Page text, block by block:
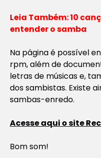
Leia Também: 10
entender o samba
Na página é possível
rpm, além de
letras de músicas e,
dos sambistas. Existe
sambas-enredo.
Acesse aqui o site
Bom som!